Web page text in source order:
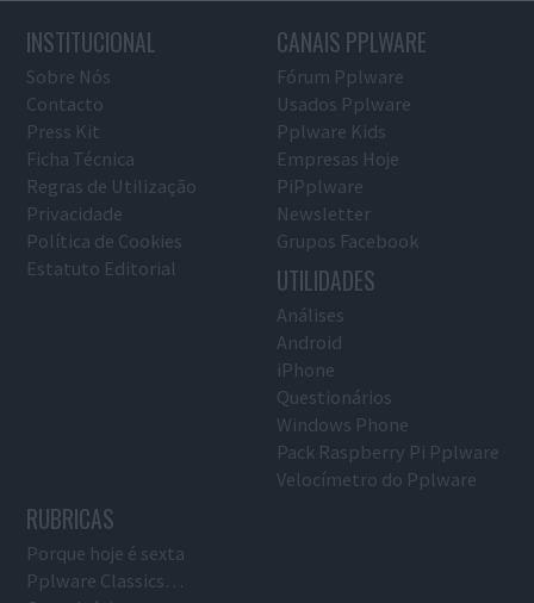
INSTITUCIONAL
Sobre Nós
Contacto
Press Kit
Ficha Técnica
Regras de Utilização
Privacidade
Política de Cookies
Estatuto Editorial
CANAIS PPLWARE
Fórum Pplware
Usados Pplware
Pplware Kids
Empresas Hoje
PiPplware
Newsletter
Grupos Facebook
UTILIDADES
Análises
Android
iPhone
Questionários
Windows Phone
Pack Raspberry Pi Pplware
Velocímetro do Pplware
RUBRICAS
Porque hoje é sexta
Pplware Classics…